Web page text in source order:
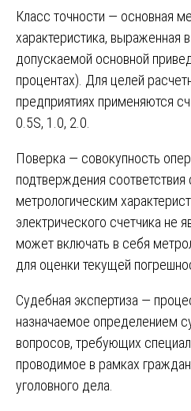
Класс точности — основная
характеристика, выраженная
допускаемой основной
процентах). Для целей
предприятиях применяются
0.5S, 1.0, 2.0.
Поверка — совокупность
подтверждения
метрологическим
электрического счетчика не
может включать в себя
для оценки текущей
Судебная экспертиза —
назначаемое определением
вопросов, требующих
проводимое в рамках
уголовного дела.